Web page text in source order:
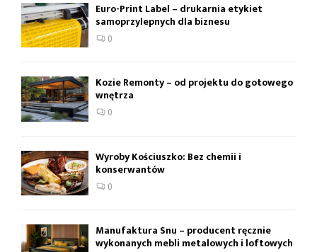
Euro-Print Label – drukarnia etykiet
samoprzylepnych dla biznesu
0
Kozie Remonty – od projektu do gotowego
wnętrza
0
Wyroby Kościuszko: Bez chemii i
konserwantów
0
Manufaktura Snu – producent ręcznie
wykonanych mebli metalowych i loftowych